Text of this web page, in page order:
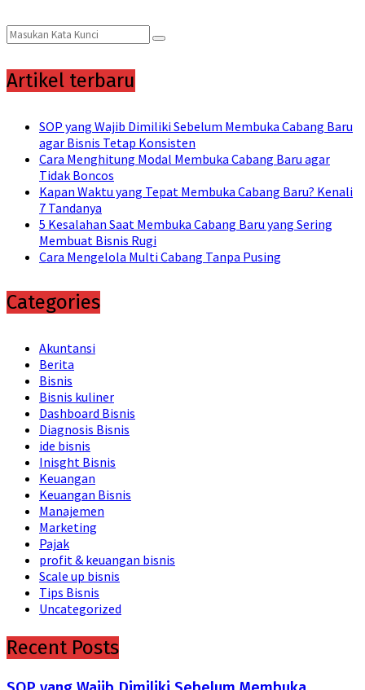
Search
for:
Search
Artikel terbaru
SOP yang Wajib Dimiliki Sebelum Membuka Cabang Baru
agar Bisnis Tetap Konsisten
Cara Menghitung Modal Membuka Cabang Baru agar
Tidak Boncos
Kapan Waktu yang Tepat Membuka Cabang Baru? Kenali
7 Tandanya
5 Kesalahan Saat Membuka Cabang Baru yang Sering
Membuat Bisnis Rugi
Cara Mengelola Multi Cabang Tanpa Pusing
Categories
Akuntansi
Berita
Bisnis
Bisnis kuliner
Dashboard Bisnis
Diagnosis Bisnis
ide bisnis
Inisght Bisnis
Keuangan
Keuangan Bisnis
Manajemen
Marketing
Pajak
profit & keuangan bisnis
Scale up bisnis
Tips Bisnis
Uncategorized
Recent Posts